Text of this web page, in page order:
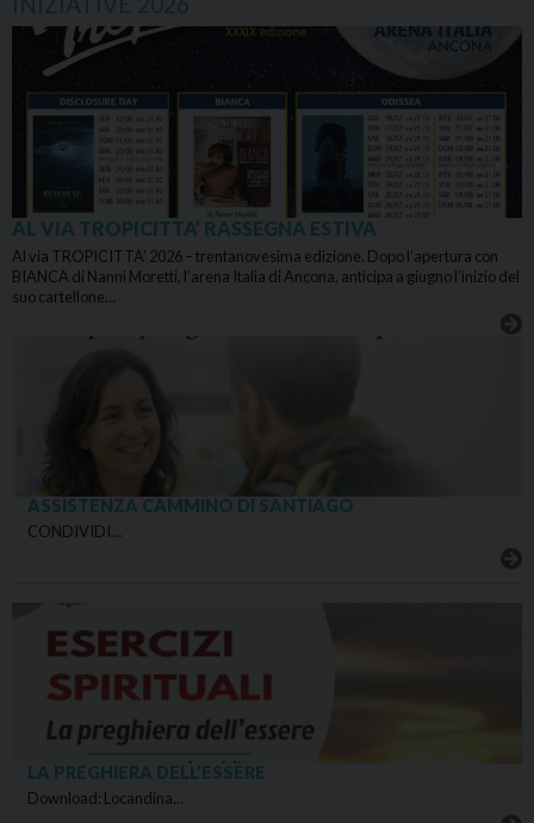
AL VIA TROPICITTA’ RASSEGNA ESTIVA
Al via TROPICITTA’ 2026 – trentanovesima edizione. Dopo l’apertura con
BIANCA di Nanni Moretti, l’arena Italia di Ancona, anticipa a giugno l’inizio del
suo cartellone…
ASSISTENZA CAMMINO DI SANTIAGO
CONDIVIDI…
LA PREGHIERA DELL’ESSERE
Download: Locandina…